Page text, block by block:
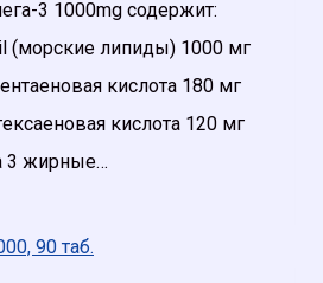
3 1000mg содержит:
(морские липиды) 1000 мг
кислота 180 мг
кислота 120 мг
3 жирные…